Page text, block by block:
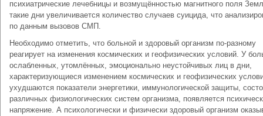
психиатрические лечебницы и возмущённостью магнитного поля
такие дни увеличивается количество случаев суицида, что
по данным вызовов СМП.
Необходимо отметить, что больной и здоровый организм по-разному
реагирует на изменения космических и геофизических условий. У
ослабленных, утомлённых, эмоционально неустойчивых лиц в дни,
характеризующиеся изменением космических и геофизических
ухудшаются показатели энергетики, иммунологической защиты,
различных физиологических систем организма, появляется
напряжение. А психологически и физически здоровый организм